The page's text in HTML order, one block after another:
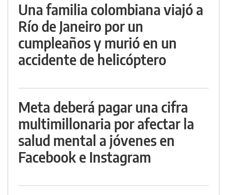
Una familia colombiana viajó a
Río de Janeiro por un
cumpleaños y murió en un
accidente de helicóptero
Meta deberá pagar una cifra
multimillonaria por afectar la
salud mental a jóvenes en
Facebook e Instagram